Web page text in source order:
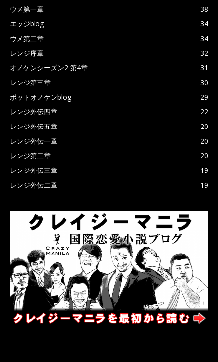
ウメ第一章
38
エッジblog
34
ウメ第二章
34
レンジ序章
32
オノケンシーズン2 第4章
31
レンジ第三章
30
ポットオノケンblog
29
レンジ外伝四章
22
レンジ外伝五章
20
レンジ外伝一章
20
レンジ第二章
20
レンジ外伝三章
19
レンジ外伝二章
19